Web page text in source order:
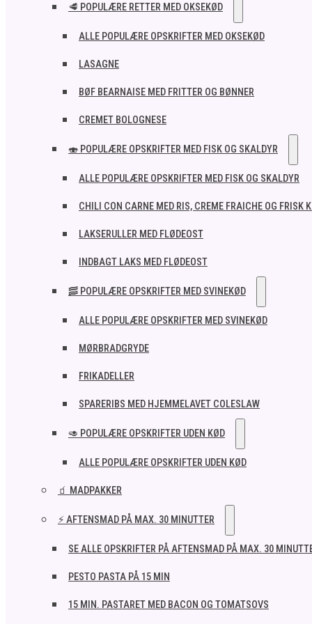
🥩 POPULÆRE RETTER MED OKSEKØD
ALLE POPULÆRE OPSKRIFTER MED OKSEKØD
LASAGNE
BØF BEARNAISE MED FRITTER OG BØNNER
CREMET BOLOGNESE
🍣 POPULÆRE OPSKRIFTER MED FISK OG SKALDYR
ALLE POPULÆRE OPSKRIFTER MED FISK OG SKALDYR
CHILI CON CARNE MED RIS, CREME FRAICHE OG FRISK
LAKSERULLER MED FLØDEOST
INDBAGT LAKS MED FLØDEOST
🥓 POPULÆRE OPSKRIFTER MED SVINEKØD
ALLE POPULÆRE OPSKRIFTER MED SVINEKØD
MØRBRADGRYDE
FRIKADELLER
SPARERIBS MED HJEMMELAVET COLESLAW
🥑 POPULÆRE OPSKRIFTER UDEN KØD
ALLE POPULÆRE OPSKRIFTER UDEN KØD
🧃 MADPAKKER
⚡ AFTENSMAD PÅ MAX. 30 MINUTTER
SE ALLE OPSKRIFTER PÅ AFTENSMAD PÅ MAX. 30
PESTO PASTA PÅ 15 MIN
15 MIN. PASTARET MED BACON OG TOMATSOVS